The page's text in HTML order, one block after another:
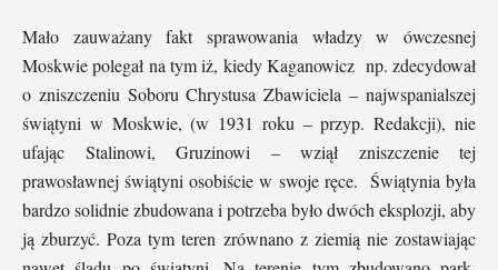
Mało zauważany fakt sprawowania władzy w ówczesnej
Moskwie polegał na tym iż, kiedy Kaganowicz np. zdecydował
o zniszczeniu Soboru Chrystusa Zbawiciela – najwspanialszej
świątyni w Moskwie, (w 1931 roku – przyp. Redakcji), nie
ufając Stalinowi, Gruzinowi – wziął zniszczenie tej
prawosławnej świątyni osobiście w swoje ręce. Świątynia była
bardzo solidnie zbudowana i potrzeba było dwóch eksplozji, aby
ją zburzyć. Poza tym teren zrównano z ziemią nie zostawiając